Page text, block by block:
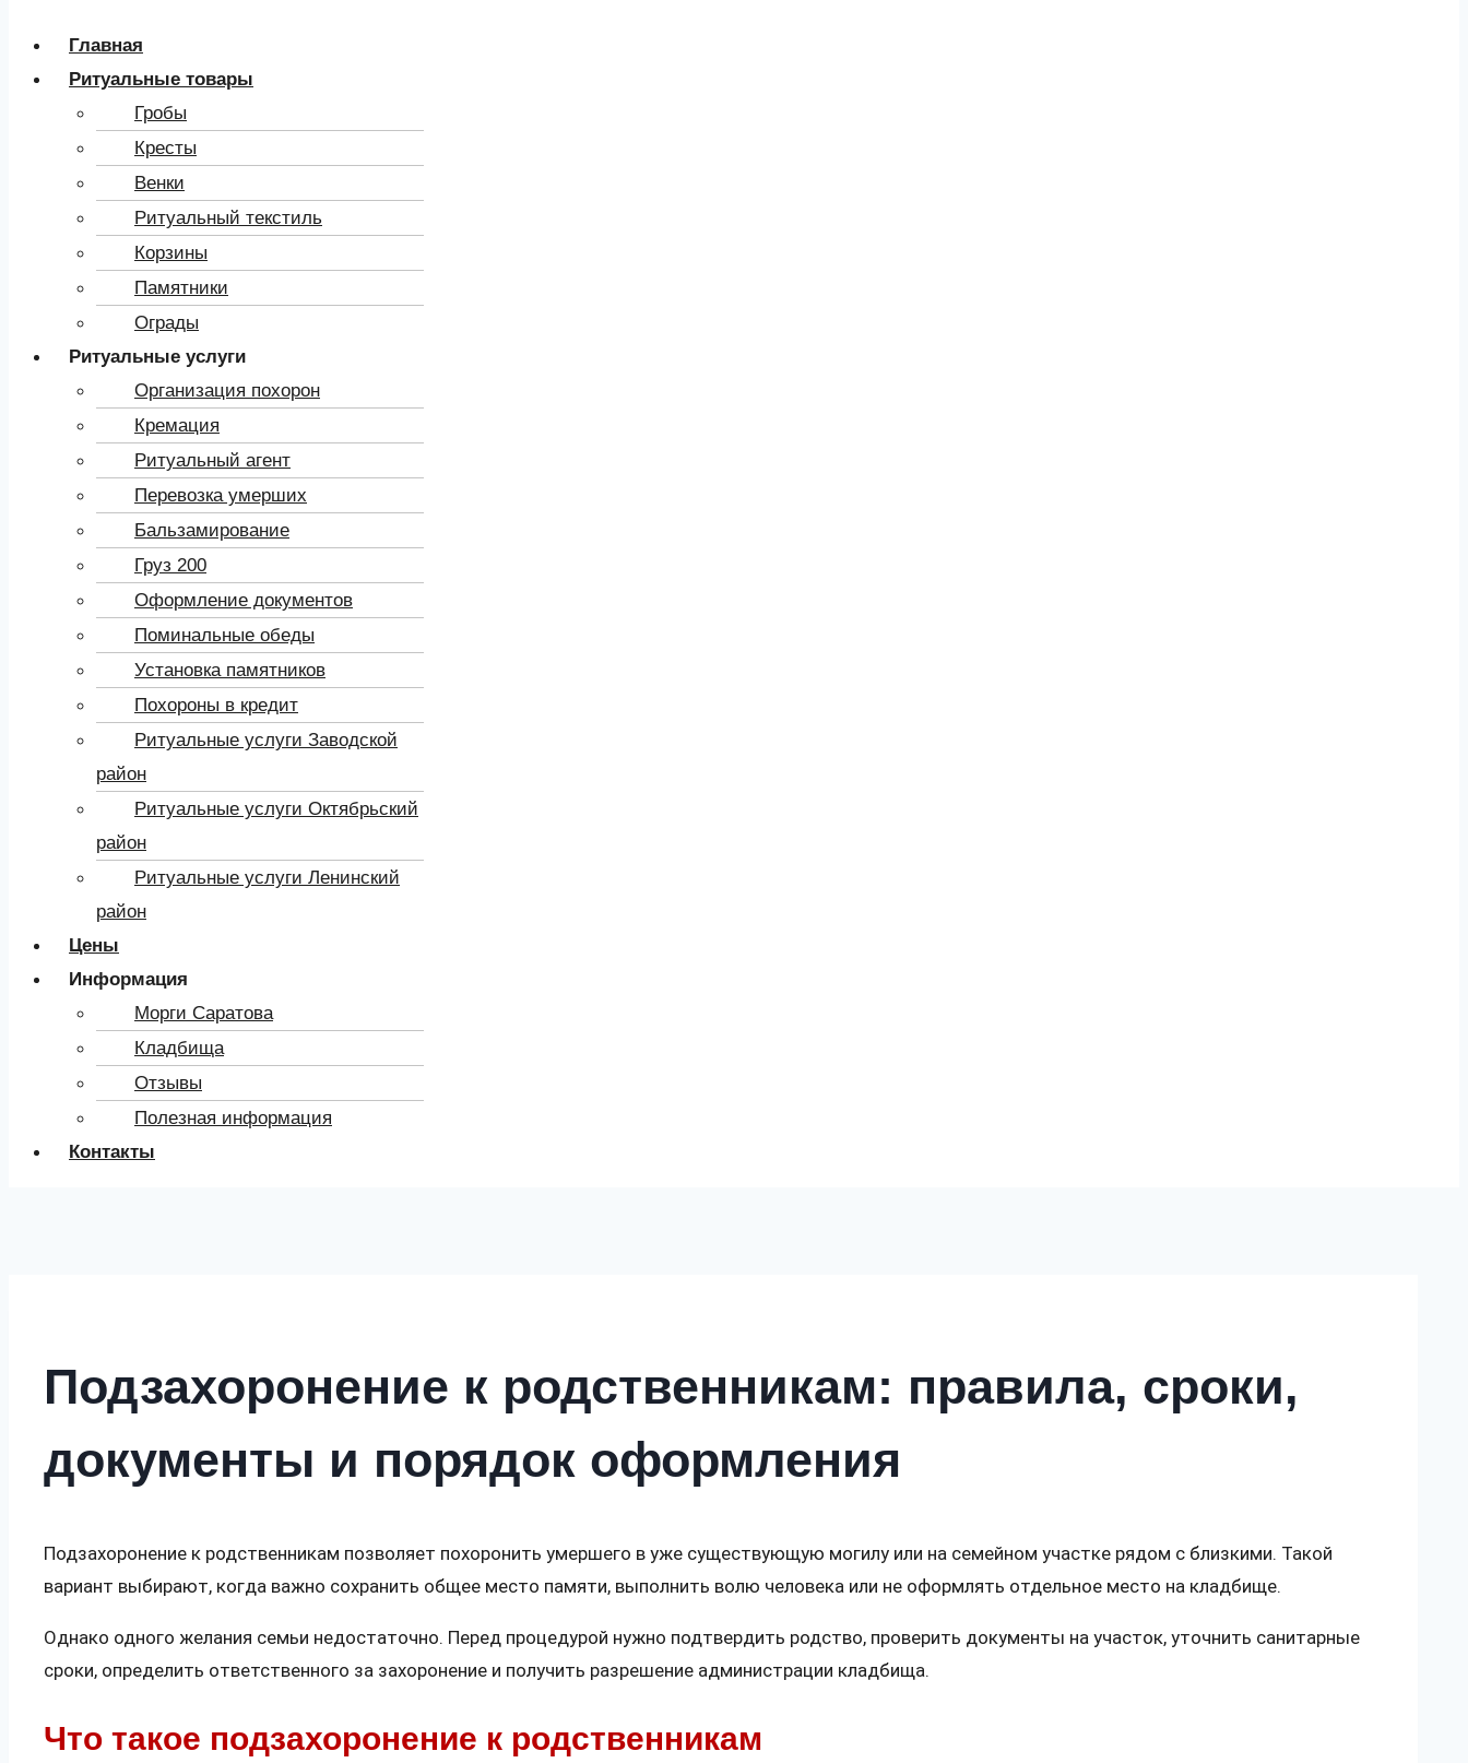
Главная
Ритуальные товары
Гробы
Кресты
Венки
Ритуальный текстиль
Корзины
Памятники
Ограды
Ритуальные услуги
Организация похорон
Кремация
Ритуальный агент
Перевозка умерших
Бальзамирование
Груз 200
Оформление документов
Поминальные обеды
Установка памятников
Похороны в кредит
Ритуальные услуги Заводской
район
Ритуальные услуги Октябрьский
район
Ритуальные услуги Ленинский
район
Цены
Информация
Морги Саратова
Кладбища
Отзывы
Полезная информация
Контакты
Подзахоронение к родственникам: правила, сроки,
документы и порядок оформления
Подзахоронение к родственникам позволяет похоронить умершего в уже существующую могилу или на семейном участке рядом с близкими. Такой
вариант выбирают, когда важно сохранить общее место памяти, выполнить волю человека или не оформлять отдельное место на кладбище.
Однако одного желания семьи недостаточно. Перед процедурой нужно подтвердить родство, проверить документы на участок, уточнить санитарные
сроки, определить ответственного за захоронение и получить разрешение администрации кладбища.
Что такое подзахоронение к родственникам